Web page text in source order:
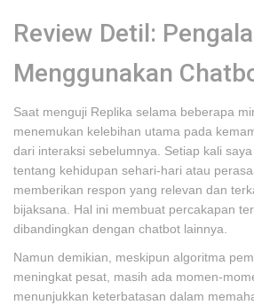
Review Detil:
Menggunakan
Saat menguji Replika selama beberapa
menemukan kelebihan utama pada
dari interaksi sebelumnya. Setiap kali
tentang kehidupan sehari-hari atau
memberikan respon yang relevan dan
bijaksana. Hal ini membuat percakapan
dibandingkan dengan chatbot lainnya.
Namun demikian, meskipun algoritma
meningkat pesat, masih ada momen-
menunjukkan keterbatasan dalam